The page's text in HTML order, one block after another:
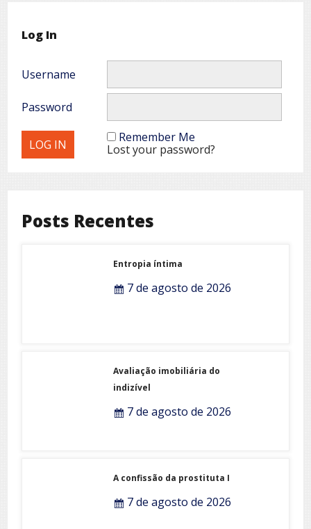
Log In
Username
Password
Remember Me
Lost your password?
Posts Recentes
Entropia íntima
7 de agosto de 2026
Avaliação imobiliária do
indizível
7 de agosto de 2026
A confissão da prostituta I
7 de agosto de 2026